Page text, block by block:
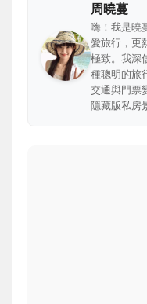
周曉蔓
嗨！我是曉
愛旅行，更
極致。我深
種聰明的旅
交通與門票
隱藏版私房